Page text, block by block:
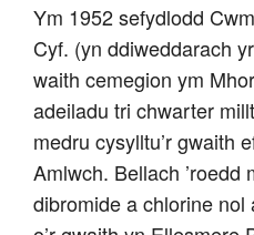
Ym 1952 sefydlodd
Cyf. (yn ddiweddarach
waith cemegion ym
adeiladu tri chwarter
medru cysylltu’r gwaith
Amlwch. Bellach ’roedd
dibromide a chlorine